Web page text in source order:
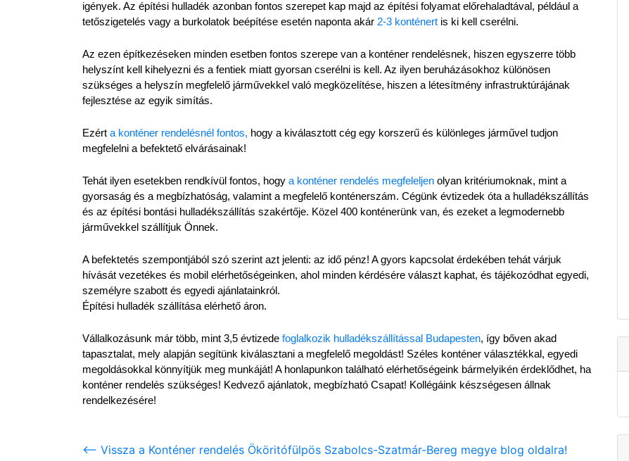
igények. Az építési hulladék azonban fontos szerepet kap majd az építési folyamat előrehaladtával, például a
tetőszigetelés vagy a burkolatok beépítése esetén naponta akár 2-3 konténert is ki kell cserélni.
Az ezen építkezéseken minden esetben fontos szerepe van a konténer rendelésnek, hiszen egyszerre több
helyszínt kell kihelyezni és a fentiek miatt gyorsan cserélni is kell. Az ilyen beruházásokhoz különösen
szükséges a helyszín megfelelő járművekkel való megközelítése, hiszen a létesítmény infrastruktúrájának
fejlesztése az egyik simítás.
Ezért a konténer rendelésnél fontos, hogy a kiválasztott cég egy korszerű és különleges járművel tudjon
megfelelni a befektető elvárásainak!
Tehát ilyen esetekben rendkívül fontos, hogy a konténer rendelés megfeleljen olyan kritériumoknak, mint a
gyorsaság és a megbízhatóság, valamint a megfelelő konténerszám. Cégünk évtizedek óta a hulladékszállítás
és az építési bontási hulladékszállítás szakértője. Közel 400 konténerünk van, és ezeket a legmodernebb
járművekkel szállítjuk Önnek.
A befektetés szempontjából szó szerint azt jelenti: az idő pénz! A gyors kapcsolat érdekében tehát várjuk
hívását vezetékes és mobil elérhetőségeinken, ahol minden kérdésére választ kaphat, és tájékozódhat egyedi,
személyre szabott és egyedi ajánlatainkról.
Építési hulladék szállítása elérhető áron.
Vállalkozásunk már több, mint 3,5 évtizede foglalkozik hulladékszállítással Budapesten, így bőven akad
tapasztalat, mely alapján segítünk kiválasztani a megfelelő megoldást! Széles konténer választékkal, egyedi
megoldásokkal könnyítjük meg munkáját! A honlapunkon található elérhetőségeink bármelyikén érdeklődhet, ha
konténer rendelés szükséges! Kedvező ajánlatok, megbízható Csapat! Kollégáink készségesen állnak
rendelkezésére!
<-- Vissza a Konténer rendelés Ököritófülpös Szabolcs-Szatmár-Bereg megye blog oldalra!